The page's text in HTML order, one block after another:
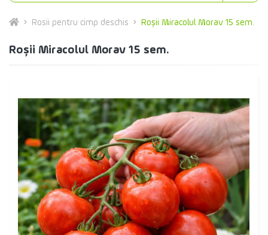
Rosii pentru cimp deschis Roșii Miracolul Morav 15 sem.
Roșii Miracolul Morav 15 sem.